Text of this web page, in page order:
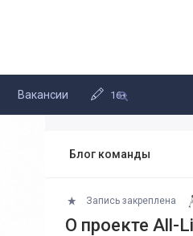
Вакансии 16+
Блог команды
Запись закреплена
О проекте All-